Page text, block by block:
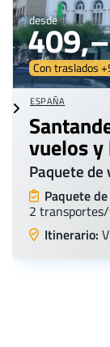
desde
Con traslados
ESPAÑA
vuelos
Paquete
Paquete
2
Itinerario: